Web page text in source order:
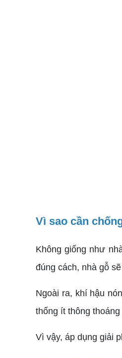
Vì sao cần
Không giống như
đúng cách, nhà gỗ
Ngoài ra, khí hậu
thống ít thông
Vì vậy, áp dụng giải